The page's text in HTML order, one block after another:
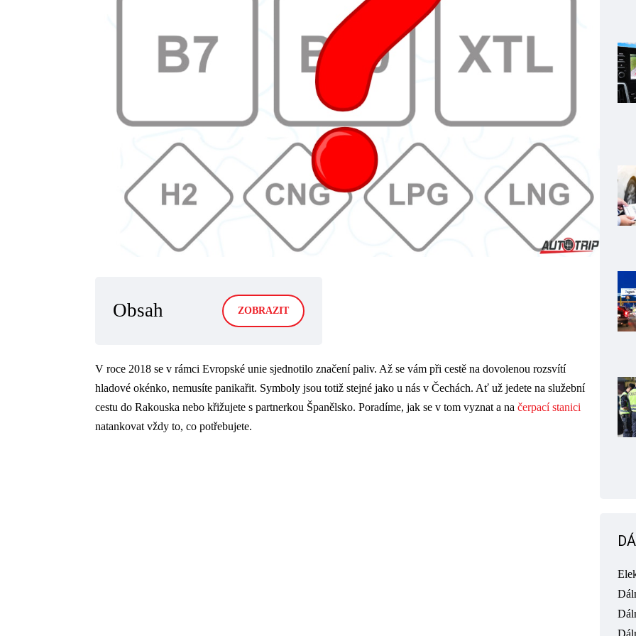
Obsah ZOBRAZIT
V roce 2018 se v rámci Evropské unie sjednotilo značení paliv. Až se vám při cestě na dovolenou rozsvítí
hladové okénko, nemusíte panikařit. Symboly jsou totiž stejné jako u nás v Čechách. Ať už jedete na služební
cestu do Rakouska nebo křižujete s partnerkou Španělsko. Poradíme, jak se v tom vyznat a na čerpací stanici
natankovat vždy to, co potřebujete.